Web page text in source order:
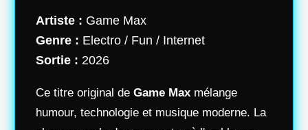
Artiste : Game Max
Genre : Electro / Fun / Internet
Sortie : 2026
Ce titre original de Game Max mélange
humour, technologie et musique moderne. La